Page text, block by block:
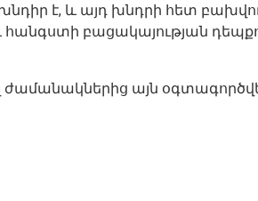
է, և այդ խնդրի հետ
բացակայության
այն